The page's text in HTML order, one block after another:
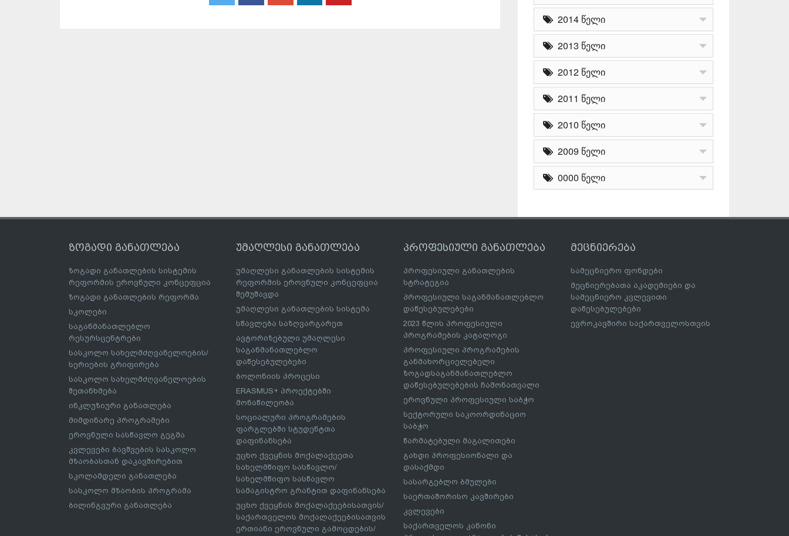
2014 წელი
2013 წელი
2012 წელი
2011 წელი
2010 წელი
2009 წელი
0000 წელი
ზოგადი განათლება
ზოგადი განათლების სისტემის
რეფორმის ეროვნული კონცეფცია
ზოგადი განათლების რეფორმა
სკოლები
საგანმანათლებლო
რესურსცენტრები
სასკოლო სახელმძღვანელოების/
სერიების გრიფირება
სასკოლო სახელმძღვანელოების
შეთანხმება
ინკლუზიური განათლება
მიმდინარე პროგრამები
ეროვნული სასწავლო გეგმა
კვლევები ბავშვების სასკოლო
მზაობასთან დაკავშირებით
სკოლამდელი განათლება
სასკოლო მზაობის პროგრამა
ბილინგვური განათლება
უმაღლესი განათლება
უმაღლესი განათლების სისტემის
რეფორმის ეროვნული კონცეფცია
შემუშავდა
უმაღლესი განათლების სისტემა
სწავლება საზღვარგარეთ
ავტორიზებული უმაღლესი
საგანმანათლებლო
დაწესებულებები
ბოლონიის პროცესი
ERASMUS+ პროექტებში
მონაწილეობა
სოციალური პროგრამების
ფარგლებში სტუდენტთა
დაფინანსება
უცხო ქვეყნის მოქალაქეეთა
სახელმწიფო სასწავლო/
სახელმწიფო სასწავლო
სამაგისტრო გრანტით დაფინანსება
უცხო ქვეყნის მოქალაქეებისათვის/
საქართველოს მოქალაქეებისათვის
ერთიანი ეროვნული გამოცდების/
პროფესიული განათლება
პროფესიული განათლების
სტრატეგია
პროფესიული საგანმანათლებლო
დაწესებულებები
2023 წლის პროფესიული
პროგრამების კატალოგი
პროფესიული პროგრამების
განმახორციელებელი
ზოგადსაგანმანათლებლო
დაწესებულებების ჩამონათვალი
ეროვნული პროფესიული საბჭო
სექტორული საკოორდინაციო
საბჭო
წარმატებული მაგალითები
გახდი პროფესიონალი და
დასაქმდი
სასარგებლო ბმულები
საერთაშორისო კავშირები
კვლევები
საქართველოს კანონი
მეცნიერება
სამეცნიერო ფონდები
მეცნიერებათა აკადემიები და
სამეცნიერო კვლევითი
დაწესებულებები
ევროკავშირი საქართველოსთვის